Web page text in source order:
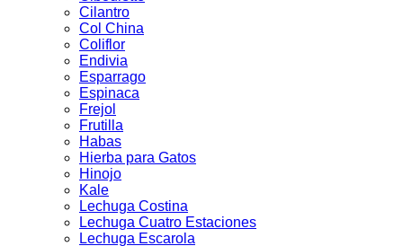
Cilantro
Col China
Coliflor
Endivia
Esparrago
Espinaca
Frejol
Frutilla
Habas
Hierba para Gatos
Hinojo
Kale
Lechuga Costina
Lechuga Cuatro Estaciones
Lechuga Escarola